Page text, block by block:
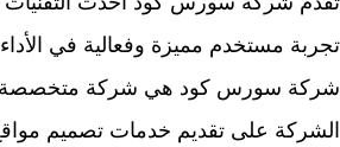
تجربة مستخدم مميزة وفعالية في
شركة سورس كود هي شركة متخصصة
الشركة على تقديم خدمات تصميم